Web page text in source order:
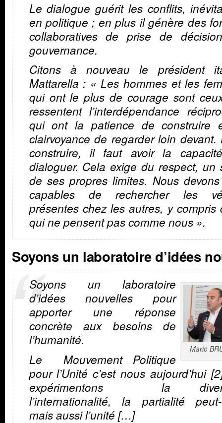
Le dialogue guérit les conflits,
en politique ; en plus il génère des
collaboratives de prise de
gouvernance.
Citons à nouveau le président
Mattarella : « Les hommes et les
qui ont le plus de courage sont
ressentent l’interdépendance
qui ont la patience de construire
clairvoyance de regarder loin devant.
construire, il faut avoir la
dialoguer. Cela exige du respect, un
de ses propres limites. Nous
capables de rechercher les
présentes chez les autres, y compris
qui ne pensent pas comme nous ».
Soyons un laboratoire d’idées
Mario
Soyons un laboratoire
d’idées nouvelles pour
apporter une réponse
concrète aux besoins de
l’humanité.
Le Mouvement Politique
pour l’Unité c’est nous aujourd’hui
expérimentons la
l’internationalité, la partialité
mais aussi l’unité […]